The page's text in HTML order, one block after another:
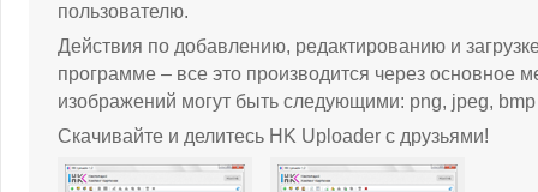
пользователю.
Действия по добавлению, редактированию и
программе – все это производится через основное
изображений могут быть следующими: png, jpeg,
Скачивайте и делитесь HK Uploader с друзьями!